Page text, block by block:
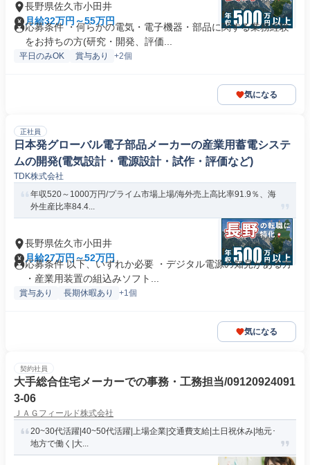
長野県佐久市小田井
月給32万円～55万円
応募条件 ・何らかの電気・電子機器・部品に関する業務経験
をお持ちの方(研究・開発、評価...
平日のみOK 賞与あり +2個
気になる
正社員
日本発グローバル電子部品メーカーの産業用蓄電システ
ムの開発(電気設計・電源設計・試作・評価など)
TDK株式会社
年収520～1000万円/プライム市場上場/海外売上高比率91.9％、海
外生産比率84.4...
長野県佐久市小田井
月給27万円～52万円
応募条件 以下、いずれか必要 ・デジタル電源の知見がある方
・産業用装置の組込みソフト...
賞与あり 長期休暇あり +1個
気になる
契約社員
大手総合住宅メーカーでの事務・工務担当/09120924091
3-06
ＪＡＧフィールド株式会社
20~30代活躍|40~50代活躍|上場企業|交通費支給|土日祝休み|地元･
地方で働く|大...